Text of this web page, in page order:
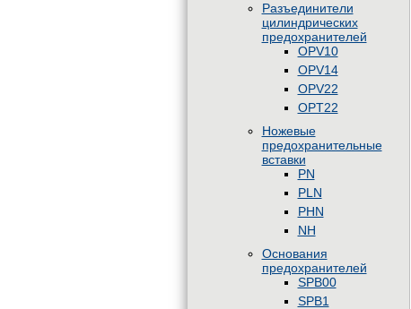
Разъединители
цилиндрических
предохранителей
OPV10
OPV14
OPV22
OPT22
Ножевые
предохранительные
вставки
PN
PLN
PHN
NH
Основания
предохранителей
SPB00
SPB1